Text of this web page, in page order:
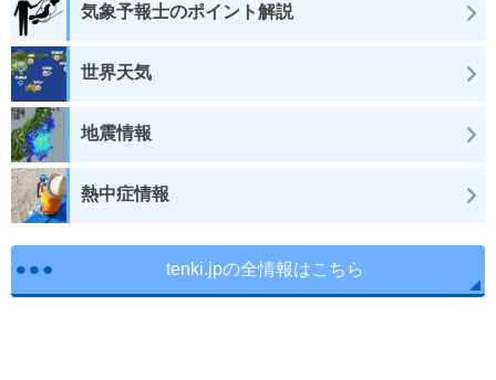
気象予報士のポイント解説
世界天気
地震情報
熱中症情報
tenki.jpの全情報はこちら